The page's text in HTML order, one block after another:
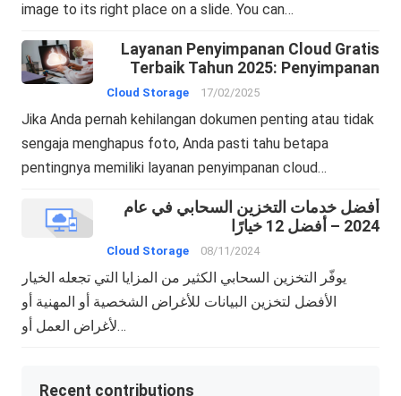
image to its right place on a slide. You can…
Layanan Penyimpanan Cloud Gratis
Terbaik Tahun 2025: Penyimpanan
Online dan Pencadangan Cloud
Cloud Storage 17/02/2025
Jika Anda pernah kehilangan dokumen penting atau tidak
sengaja menghapus foto, Anda pasti tahu betapa
pentingnya memiliki layanan penyimpanan cloud…
أفضل خدمات التخزين السحابي في عام
2024 – أفضل 12 خيارًا
Cloud Storage 08/11/2024
يوفّر التخزين السحابي الكثير من المزايا التي تجعله الخيار
الأفضل لتخزين البيانات للأغراض الشخصية أو المهنية أو
لأغراض العمل أو…
Recent contributions